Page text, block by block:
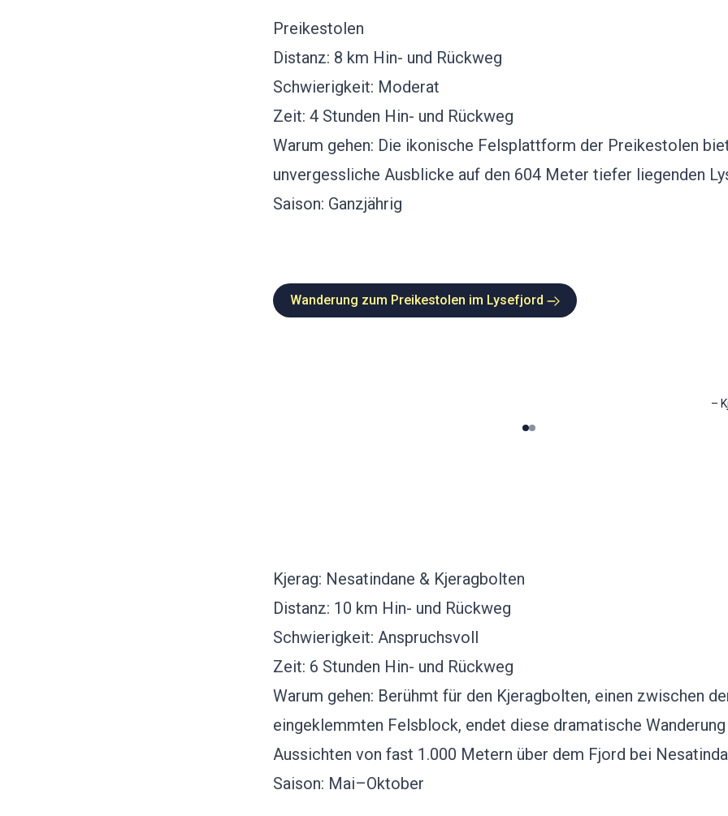
Preikestolen
Distanz: 8 km Hin- und Rückweg
Schwierigkeit: Moderat
Zeit: 4 Stunden Hin- und Rückweg
Warum gehen: Die ikonische Felsplattform der Preikestolen
unvergessliche Ausblicke auf den 604 Meter tiefer liegenden
Saison: Ganzjährig
Wanderung zum Preikestolen im Lysefjord
–
01
Kjerag: Nesatindane & Kjeragbolten
Distanz: 10 km Hin- und Rückweg
Schwierigkeit: Anspruchsvoll
Zeit: 6 Stunden Hin- und Rückweg
Warum gehen: Berühmt für den Kjeragbolten, einen zwischen
eingeklemmten Felsblock, endet diese dramatische
Aussichten von fast 1.000 Metern über dem Fjord bei
Saison: Mai–Oktober